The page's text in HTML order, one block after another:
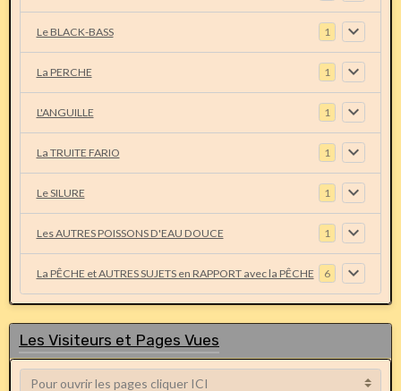
Le BLACK-BASS 1
La PERCHE 1
L'ANGUILLE 1
La TRUITE FARIO 1
Le SILURE 1
Les AUTRES POISSONS D'EAU DOUCE 1
La PÊCHE et AUTRES SUJETS en RAPPORT avec la PÊCHE 6
Les Visiteurs et Pages Vues